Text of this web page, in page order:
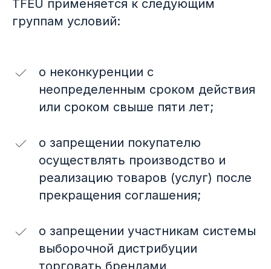
TFEU применяется к следующим
группам условий:
о неконкуренции с
неопределенным сроком действия
или сроком свыше пяти лет;
о запрещении покупателю
осуществлять производство и
реализацию товаров (услуг) после
прекращения соглашения;
о запрещении участникам системы
выборочной дистрибуции
торговать брендами